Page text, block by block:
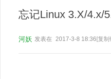
忘记Linux 3.X/4.x/
河妖 发表在 2017-3-8 18:36 [复制